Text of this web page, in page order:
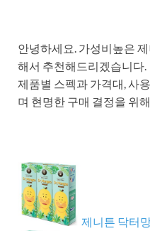
안녕하세요. 가성비높은
해서 추천해드리겠습니다.
제품별 스펙과 가격대, 사
며 현명한 구매 결정을 위
제니튼 닥터